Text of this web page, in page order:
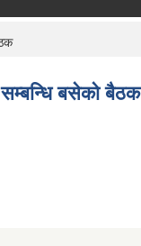
सम्बन्धि बसेको बैठक